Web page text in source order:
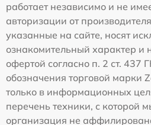
работает независимо и не
авторизации от
указанные на сайте, носят
ознакомительный характер и
офертой согласно п. 2 ст. 437
обозначения торговой марки
только в информационных
перечень техники, с которой
организация не